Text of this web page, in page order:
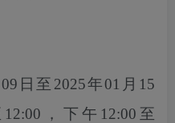
日至2025年01月15
12:00，下午12:00至